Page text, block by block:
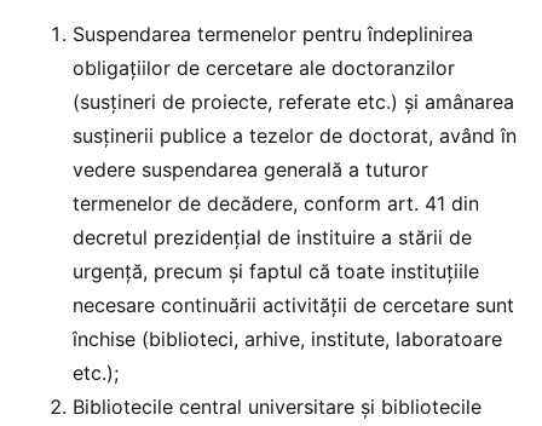
Suspendarea termenelor pentru îndeplinirea
obligaţiilor de cercetare ale doctoranzilor
(susţineri de proiecte, referate etc.) şi amânarea
susţinerii publice a tezelor de doctorat, având în
vedere suspendarea generală a tuturor
termenelor de decădere, conform art. 41 din
decretul prezidenţial de instituire a stării de
urgenţă, precum şi faptul că toate instituţiile
necesare continuării activităţii de cercetare sunt
închise (biblioteci, arhive, institute, laboratoare
etc.);
Bibliotecile central universitare și bibliotecile